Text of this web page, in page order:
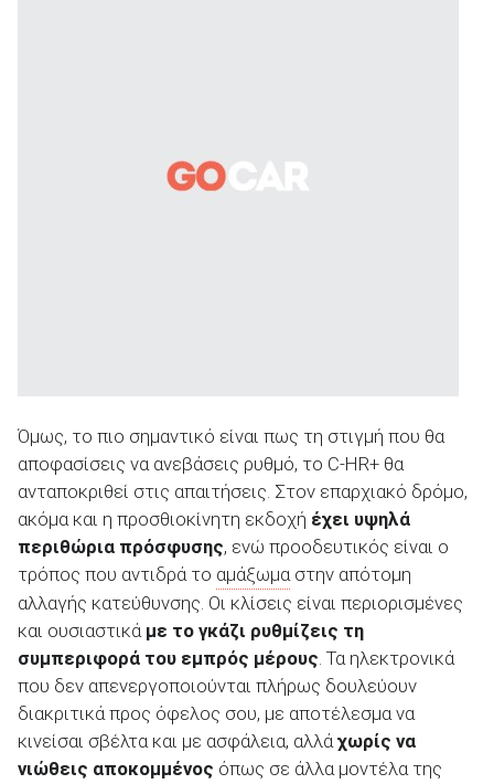
Όμως, το πιο σημαντικό είναι πως τη στιγμή που θα
αποφασίσεις να ανεβάσεις ρυθμό, το C-HR+ θα
ανταποκριθεί στις απαιτήσεις. Στον επαρχιακό δρόμο,
ακόμα και η προσθιοκίνητη εκδοχή έχει υψηλά
περιθώρια πρόσφυσης, ενώ προοδευτικός είναι ο
τρόπος που αντιδρά το αμάξωμαστην απότομη
αλλαγής κατεύθυνσης. Οι κλίσεις είναι περιορισμένες
και ουσιαστικά με το γκάζι ρυθμίζεις τη
συμπεριφορά του εμπρός μέρους. Τα ηλεκτρονικά
που δεν απενεργοποιούνται πλήρως δουλεύουν
διακριτικά προς όφελος σου, με αποτέλεσμα να
κινείσαι σβέλτα και με ασφάλεια, αλλάχωρίς να
νιώθεις αποκομμένος όπως σε άλλα μοντέλα της